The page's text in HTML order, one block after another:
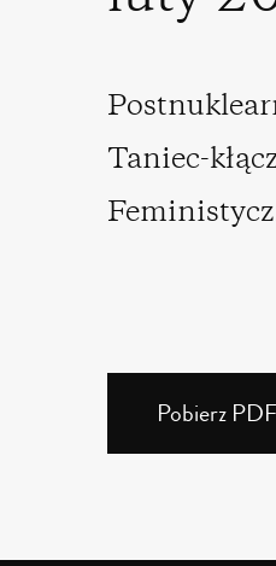
Taniec-
Pobierz PDF